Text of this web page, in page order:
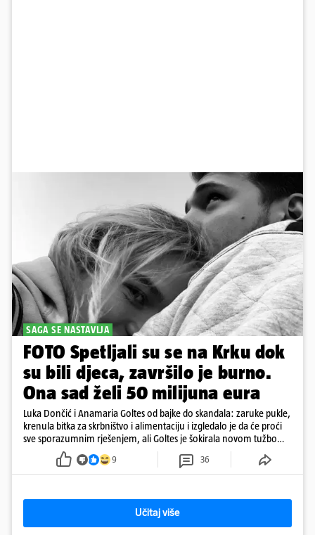
SAGA SE NASTAVLJA
FOTO Spetljali su se na Krku dok
su bili djeca, završilo je burno.
Ona sad želi 50 milijuna eura
Luka Dončić i Anamaria Goltes od bajke do skandala: zaruke pukle,
krenula bitka za skrbništvo i alimentaciju i izgledalo je da će proći
sve sporazumnim rješenjem, ali Goltes je šokirala novom tužbom
u Sloveniji
9 36
Učitaj više